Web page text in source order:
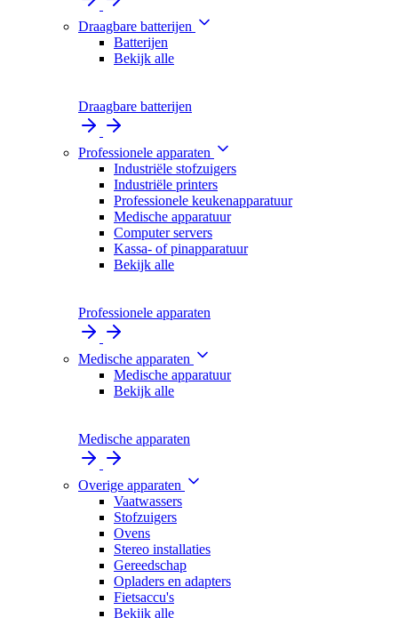
Draagbare batterijen
Batterijen
Bekijk alle
Draagbare batterijen
Professionele apparaten
Industriële stofzuigers
Industriële printers
Professionele keukenapparatuur
Medische apparatuur
Computer servers
Kassa- of pinapparatuur
Bekijk alle
Professionele apparaten
Medische apparaten
Medische apparatuur
Bekijk alle
Medische apparaten
Overige apparaten
Vaatwassers
Stofzuigers
Ovens
Stereo installaties
Gereedschap
Opladers en adapters
Fietsaccu's
Bekijk alle